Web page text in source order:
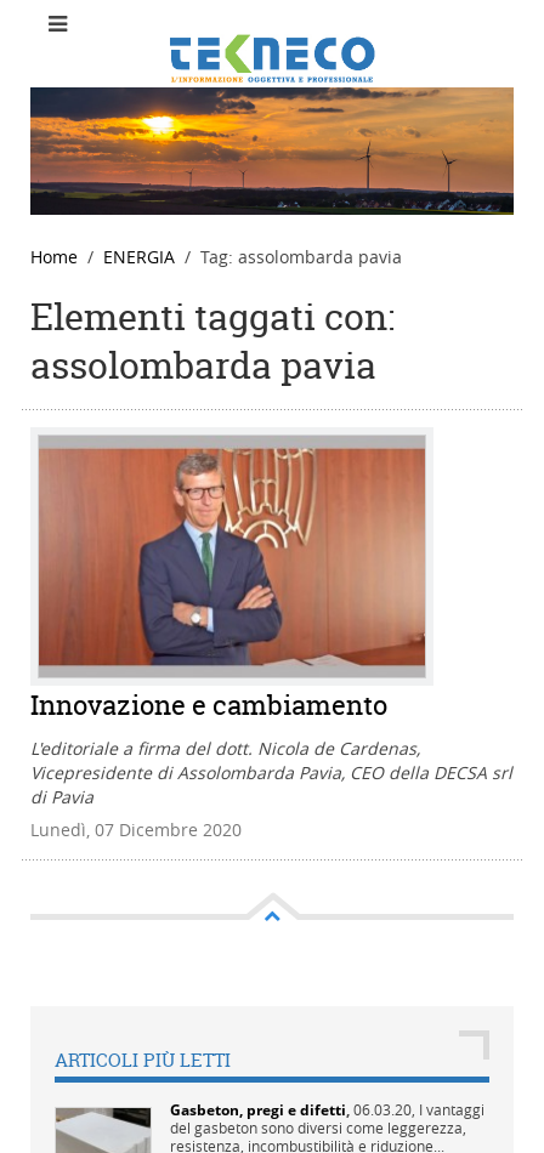
Home ENERGIA Tag: assolombarda pavia
Elementi taggati con:
assolombarda pavia
Innovazione e cambiamento
L'editoriale a firma del dott. Nicola de Cardenas,
Vicepresidente di Assolombarda Pavia, CEO della DECSA srl
di Pavia
Lunedì, 07 Dicembre 2020
ARTICOLI PIÙ LETTI
Gasbeton, pregi e difetti,06.03.20, I vantaggi
del gasbeton sono diversi come leggerezza,
resistenza, incombustibilità e riduzione...